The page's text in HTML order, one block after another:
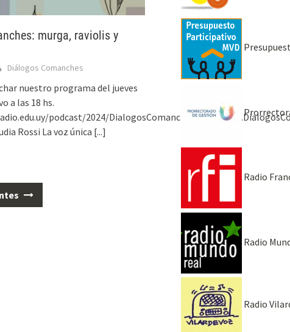
murga, raviolis y
Diálogos Comanches
nuestro programa del jueves
a las 18 hs.
podcast/2024/DialogosComanches/
Rossi La voz única [...]
Radio
Radio
Radio